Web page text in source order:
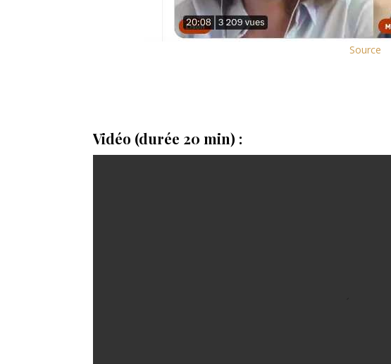
Source
Vidéo (durée 20 min) :